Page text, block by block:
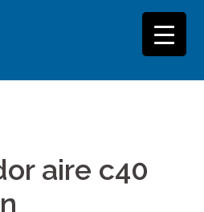
aire c40